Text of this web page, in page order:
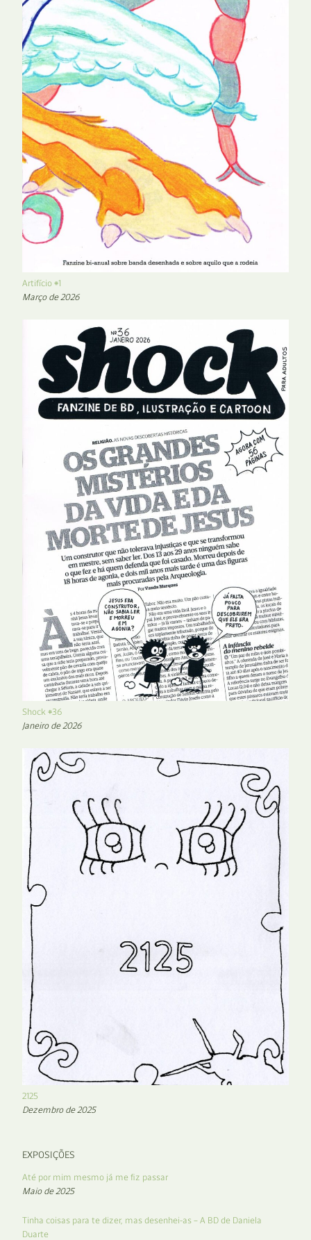
Artifício #1
Março de 2026
Shock #36
Janeiro de 2026
2125
Dezembro de 2025
EXPOSIÇÕES
Até por mim mesmo já me fiz passar
Maio de 2025
Tinha coisas para te dizer, mas desenhei-as – A BD de Daniela
Duarte